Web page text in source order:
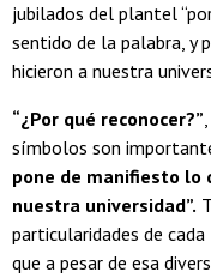
jubilados del plantel
sentido de la palabra, y
hicieron a nuestra
“¿Por qué reconocer?”
símbolos son
pone de manifiesto lo
nuestra universidad”.
particularidades de
que a pesar de esa